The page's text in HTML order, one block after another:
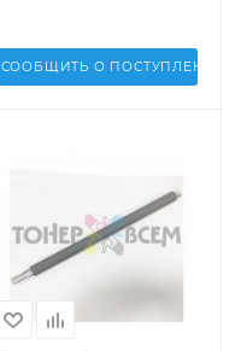
СООБЩИТЬ О ПОСТУПЛЕНИИ